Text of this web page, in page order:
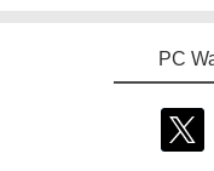
PC